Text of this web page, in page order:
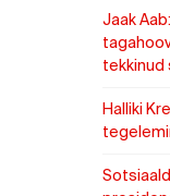
Jaak
tekkinud
Halliki